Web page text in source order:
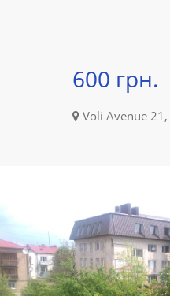
600 грн.
Voli Avenue 21,